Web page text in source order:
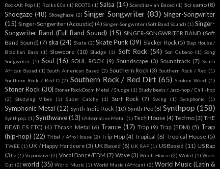
RockAlt Pop (1) Rocks 80s (1) ROOTS (1) Salsa (14) Scandinavian Based (1) Screamo (8)
Shoegaze (48) Shoeghaze (2) Singer Songwriter (83) Singer-Songwriter
(15) Singer-Songwriter (Acoustic) (4) Singer-Songwriter (Soft Band Sound) (1) Singer-
Songwriter Band (Full Band Sound) (15) SINGER-SONGWRITER BAND (Soft
Band Sound) (7) ska (24) Skate (2) Skate Punk (39) Slacker Rock (5) Slap House /
Brazilian Bass (1) Slowcore (10) Sludge (1) Soft Rock (54) Son Cubano (1) Song
Songwriter (1) Soul (16) SOUL ROCK (9) Soundscape (3) Soundtrack (7) South
African Based (1) South American Based (2) Southern Rock (3) Southern Rock / Red (1)
Southern Rock / Red D (2) Southern Rock / Red Dirt (65) Spoken Word (1)
Stoner Rock (30) Stoner RockDoom Metal / Sludge (1) Study beats / Jazz-hop / Chill-hop
(2)
Studying Vibes (1) Super Catchy (1) Surf Rock (7) Swing (1) Symphonic (1)
Symphonic Metal (12) Synth Indie Rock (10) Synth Pop (8) Synthpop (158)
Synthpop. (1) Synthwave (13) tAlternative Metal (1) Tech House (4) Techno (3) THE
BEATLES ETC) (4) Thrash Metal (6) Trance (17) Trap (9) Trap (EDM) (5) Trap
(hip-hop) (22) Tribal / Afro House (2) Trip-Hop (4) Tropical (6) Tropical House (5)
TWEE (1) UK / Happy Hardcore (3) UK Based (8) UK RAP (1) US Based (11) US Rap
(3) v (1) Vaporwave (2) Vocal Dance/EDM (7) Wave (3) Witch House (2) Wolrd (1) Work
Out (2) world (35) World Music (1) World Music (African) (2) World Music (Latin &